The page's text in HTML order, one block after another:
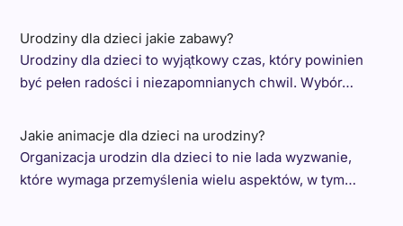
Urodziny dla dzieci jakie zabawy?
Urodziny dla dzieci to wyjątkowy czas, który powinien
być pełen radości i niezapomnianych chwil. Wybór…
Jakie animacje dla dzieci na urodziny?
Organizacja urodzin dla dzieci to nie lada wyzwanie,
które wymaga przemyślenia wielu aspektów, w tym…